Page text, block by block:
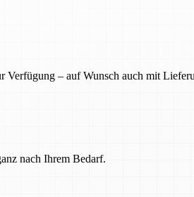
Verfügung – auf Wunsch auch mit
nach Ihrem Bedarf.